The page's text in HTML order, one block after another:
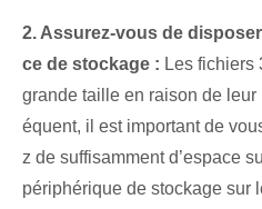
2. Assurez-vous de
ce de stockage : Les fichiers
grande taille en raison de
équent, il est important de
z de suffisamment d’espace‍
périphérique de stockage sur